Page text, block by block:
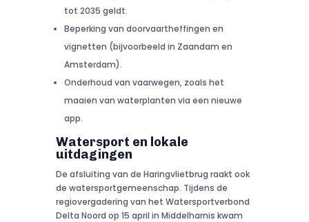
tot 2035 geldt.
Beperking van doorvaartheffingen en
vignetten (bijvoorbeeld in Zaandam en
Amsterdam).
Onderhoud van vaarwegen, zoals het
maaien van waterplanten via een nieuwe
app.
Watersport en lokale
uitdagingen
De afsluiting van de Haringvlietbrug raakt ook
de watersportgemeenschap. Tijdens de
regiovergadering van het Watersportverbond
Delta Noord op 15 april in Middelharnis kwam